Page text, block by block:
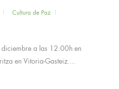
Cultura de Paz
a las 12:00h en
en Vitoria-Gasteiz....